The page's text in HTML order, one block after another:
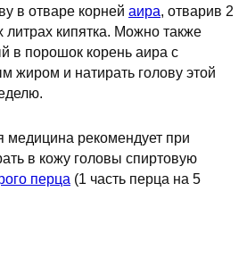
в отваре корней аира, отварив 2
литрах кипятка. Можно также
в порошок корень аира с
жиром и натирать голову этой
медицина рекомендует при
в кожу головы спиртовую
перца (1 часть перца на 5